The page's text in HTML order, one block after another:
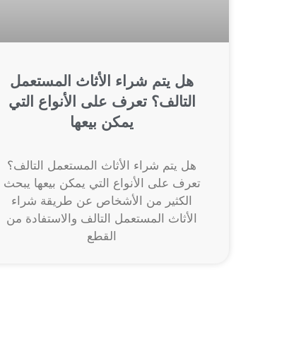
هل يتم شراء الأثاث المستعمل
التالف؟ تعرف على الأنواع التي
يمكن بيعها
هل يتم شراء الأثاث المستعمل التالف؟
تعرف على الأنواع التي يمكن بيعها يبحث
الكثير من الأشخاص عن طريقة شراء
الأثاث المستعمل التالف والاستفادة من
القطع